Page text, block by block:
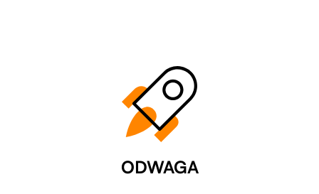
ODWAGA